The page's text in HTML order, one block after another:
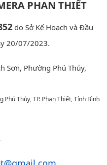
PHAN THIẾT
do Sở Kế Hoạch và Đầu
20/07/2023.
Sơn, Phường Phú Thủy,
Thủy, TP. Phan Thiết, Tỉnh Bình